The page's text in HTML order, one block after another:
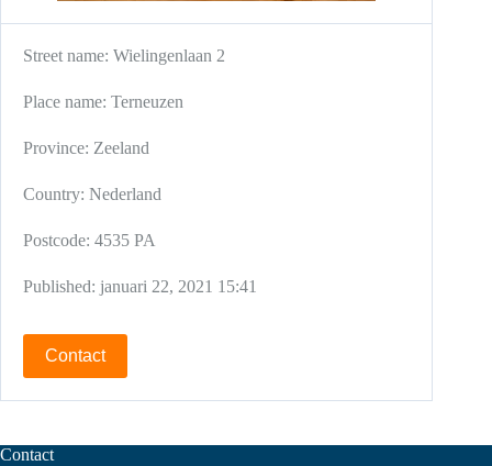
Street name: Wielingenlaan 2
Place name: Terneuzen
Province: Zeeland
Country: Nederland
Postcode: 4535 PA
Published: januari 22, 2021 15:41
Contact
Contact